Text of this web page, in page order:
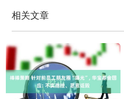
相关文章